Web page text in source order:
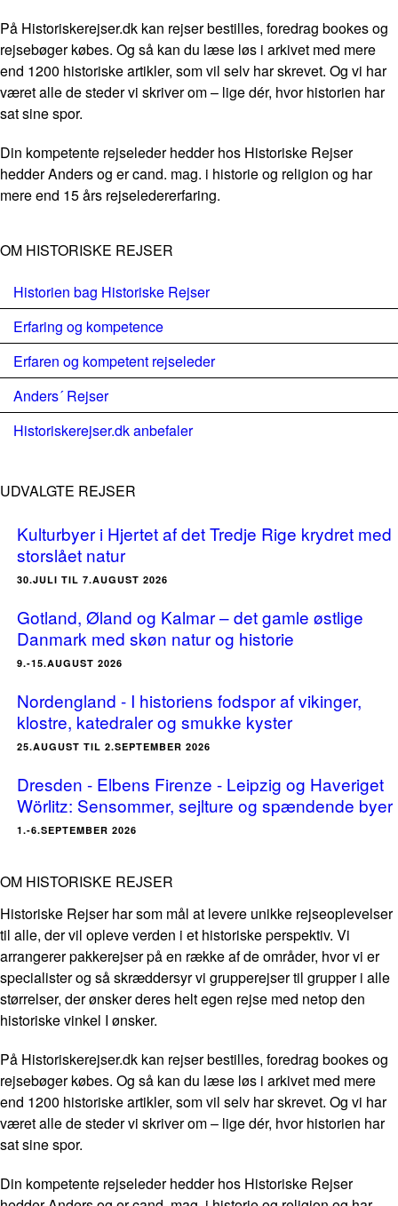
På Historiskerejser.dk kan rejser bestilles, foredrag bookes og
rejsebøger købes. Og så kan du læse løs i arkivet med mere
end 1200 historiske artikler, som vil selv har skrevet. Og vi har
været alle de steder vi skriver om – lige dér, hvor historien har
sat sine spor.
Din kompetente rejseleder hedder hos Historiske Rejser
hedder Anders og er cand. mag. i historie og religion og har
mere end 15 års rejseledererfaring.
OM HISTORISKE REJSER
Historien bag Historiske Rejser
Erfaring og kompetence
Erfaren og kompetent rejseleder
Anders´ Rejser
Historiskerejser.dk anbefaler
UDVALGTE REJSER
Kulturbyer i Hjertet af det Tredje Rige krydret med
storslået natur
30.JULI TIL 7.AUGUST 2026
Gotland, Øland og Kalmar – det gamle østlige
Danmark med skøn natur og historie
9.-15.AUGUST 2026
Nordengland - I historiens fodspor af vikinger,
klostre, katedraler og smukke kyster
25.AUGUST TIL 2.SEPTEMBER 2026
Dresden - Elbens Firenze - Leipzig og Haveriget
Wörlitz: Sensommer, sejlture og spændende byer
1.-6.SEPTEMBER 2026
OM HISTORISKE REJSER
Historiske Rejser har som mål at levere unikke rejseoplevelser
til alle, der vil opleve verden i et historiske perspektiv. Vi
arrangerer pakkerejser på en række af de områder, hvor vi er
specialister og så skræddersyr vi grupperejser til grupper i alle
størrelser, der ønsker deres helt egen rejse med netop den
historiske vinkel I ønsker.
På Historiskerejser.dk kan rejser bestilles, foredrag bookes og
rejsebøger købes. Og så kan du læse løs i arkivet med mere
end 1200 historiske artikler, som vil selv har skrevet. Og vi har
været alle de steder vi skriver om – lige dér, hvor historien har
sat sine spor.
Din kompetente rejseleder hedder hos Historiske Rejser